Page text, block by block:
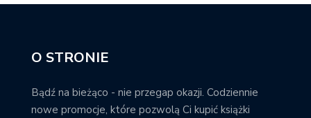
O STRONIE
Bądź na bieżąco - nie przegap okazji. Codziennie
nowe promocje, które pozwolą Ci kupić książki